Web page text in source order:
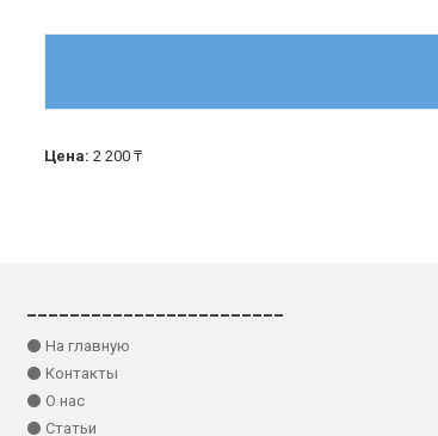
Цена: 2 200 ₸
⚫ На главную
⚫ Контакты
⚫ О нас
⚫ Статьи